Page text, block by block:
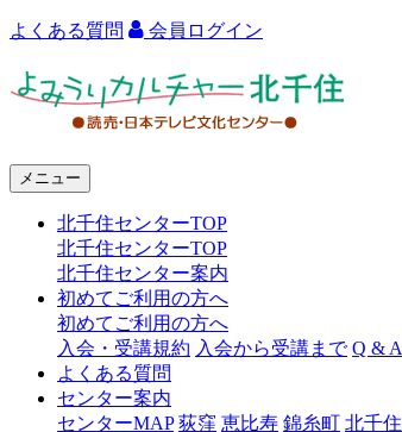
よくある質問 会員ログイン
ャ
メニュー
北千住センターTOP
北千住センターTOP
北千住センター案内
初めてご利用の方へ
初めてご利用の方へ
入会・受講規約 入会から受講まで Q & A
よくある質問
センター案内
センターMAP 荻窪 恵比寿 錦糸町 北千住